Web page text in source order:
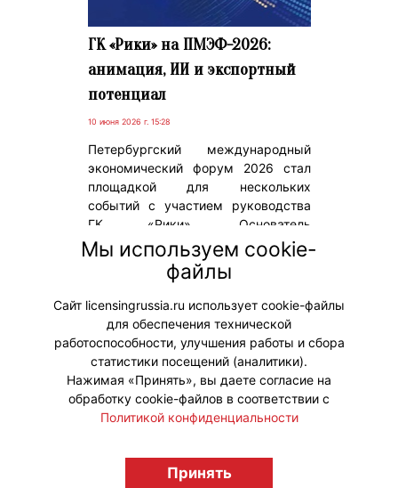
ГК «Рики» на ПМЭФ-2026:
анимация, ИИ и экспортный
потенциал
10 июня 2026 г. 15:28
Петербургский международный
экономический форум 2026 стал
площадкой для нескольких
событий с участием руководства
ГК «Рики». Основатель
холдинга Илья Попов и
генеральный директор Юлия
Немчина приняли участие в
дискуссиях форума.
#ПродвижениеБренда
licensingrussia.ru, 2009-2026 12+
Мы используем cookie-
файлы
Сайт licensingrussia.ru использует cookie-файлы
для обеспечения технической
работоспособности, улучшения работы и сбора
статистики посещений (аналитики).
Нажимая «Принять», вы даете согласие на
обработку cookie-файлов в соответствии с
Политикой конфиденциальности
Принять